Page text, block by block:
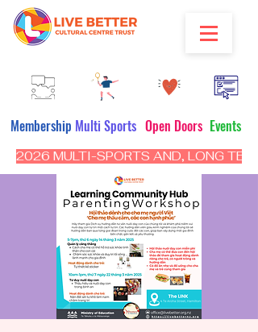
Multi Sports Open Doors Events
Membership
2026 MULTI-SPORTS AND, LONG